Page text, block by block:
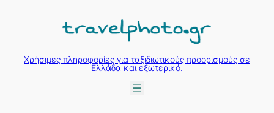
περιεχόμενο
Χρήσιμες πληροφορίες για ταξιδιωτικούς προορισμούς σε
Ελλάδα και εξωτερικό.